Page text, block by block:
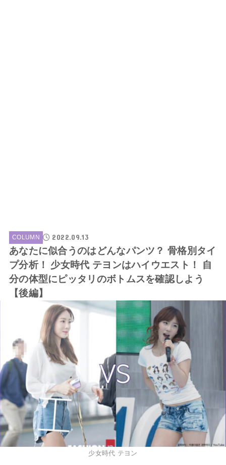
COLUMN 2022.09.13
あなたに似合うのはどんなパンツ？ 骨格別タイ
プ分析！ 少女時代 テヨンはハイウエスト！ 自
分の体型にピッタリのボトムスを確認しよう
【後編】
少女時代 テヨン